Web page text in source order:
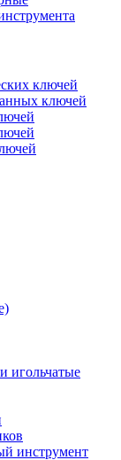
ключей
ключей
игольчатые
инструмент